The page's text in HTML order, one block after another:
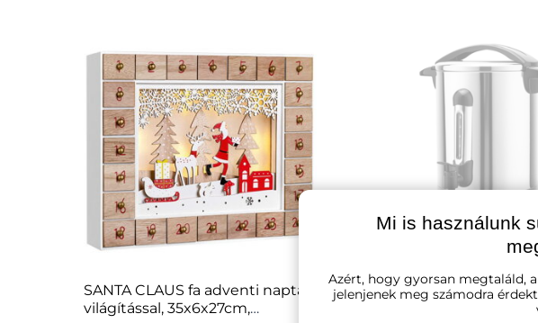
SANTA CLAUS fa adventi naptár
világítással, 35x6x27cm,
COZY borfőző/tea, 6,8l,
Mi is használunk
Azért, hogy gyorsan megtaláld,
jelenjenek meg számodra